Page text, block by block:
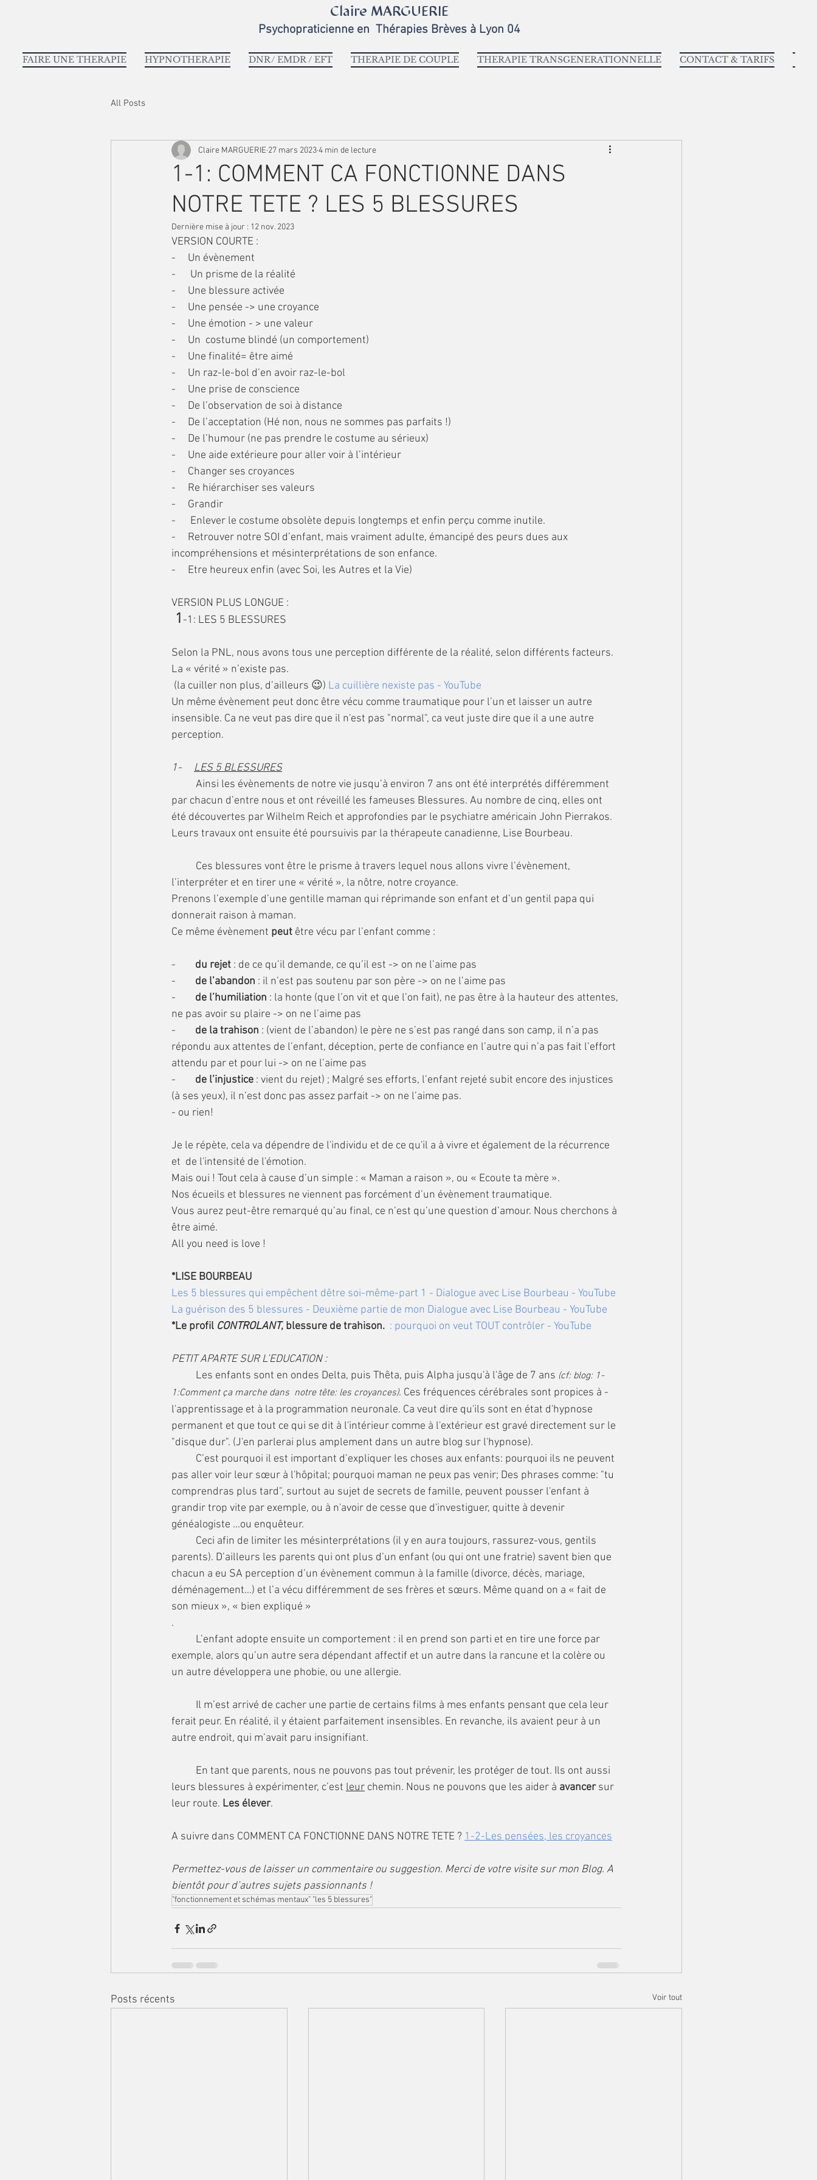
Claire MARGUERIE
Psychopraticienne en Thérapies Brèves à Lyon 04
FAIRE UNE THERAPIE HYPNOTHERAPIE DNR/ EMDR / EFT THERAPIE DE COUPLE THERAPIE TRANSGENERATIONNELLE CONTACT & TARIFS
All Posts
1-1: COMMENT CA FONCTIONNE DANS
NOTRE TETE ? LES 5 BLESSURES
Claire MARGUERIE 27 mars 20234 min de lecture
Dernière mise à jour : 12 nov. 2023
VERSION COURTE :
-     Un évènement
-      Un prisme de la réalité
-     Une blessure activée
-     Une pensée -> une croyance
-     Une émotion - > une valeur
-     Un  costume blindé (un comportement)
-     Une finalité= être aimé
-     Un raz-le-bol d’en avoir raz-le-bol
-     Une prise de conscience
-     De l’observation de soi à distance
-     De l’acceptation (Hé non, nous ne sommes pas parfaits !)
-     De l’humour (ne pas prendre le costume au sérieux)
-     Une aide extérieure pour aller voir à l’intérieur
-     Changer ses croyances
-     Re hiérarchiser ses valeurs
-     Grandir
-      Enlever le costume obsolète depuis longtemps et enfin perçu comme inutile.
-     Retrouver notre SOI d’enfant, mais vraiment adulte, émancipé des peurs dues aux
incompréhensions et mésinterprétations de son enfance.
-     Etre heureux enfin (avec Soi, les Autres et la Vie)
VERSION PLUS LONGUE :
1 -1: LES 5 BLESSURES
Selon la PNL, nous avons tous une perception différente de la réalité, selon différents facteurs.
La « vérité » n’existe pas.
(la cuiller non plus, d’ailleurs 😉) La cuillière nexiste pas - YouTube
Un même évènement peut donc être vécu comme traumatique pour l’un et laisser un autre
insensible. Ca ne veut pas dire que il n'est pas "normal", ca veut juste dire que il a une autre
perception.
1- LES 5 BLESSURES
par chacun d’entre nous et ont réveillé les fameuses Blessures. Au nombre de cinq, elles ont
été découvertes par Wilhelm Reich et approfondies par le psychiatre américain John Pierrakos.
Leurs travaux ont ensuite été poursuivis par la thérapeute canadienne, Lise Bourbeau.
l’interpréter et en tirer une « vérité », la nôtre, notre croyance.
Prenons l’exemple d’une gentille maman qui réprimande son enfant et d’un gentil papa qui
donnerait raison à maman.
Ce même évènement peut être vécu par l’enfant comme :
- du rejet : de ce qu’il demande, ce qu’il est -> on ne l’aime pas
- de l’abandon : il n’est pas soutenu par son père -> on ne l’aime pas
- de l’humiliation : la honte (que l’on vit et que l’on fait), ne pas être à la hauteur des attentes,
ne pas avoir su plaire -> on ne l’aime pas
- de la trahison : (vient de l’abandon) le père ne s’est pas rangé dans son camp, il n’a pas
répondu aux attentes de l’enfant, déception, perte de confiance en l’autre qui n’a pas fait l’effort
attendu par et pour lui -> on ne l’aime pas
- de l’injustice : vient du rejet) ; Malgré ses efforts, l’enfant rejeté subit encore des injustices
(à ses yeux), il n’est donc pas assez parfait -> on ne l’aime pas.
- ou rien!
Je le répète, cela va dépendre de l'individu et de ce qu'il a à vivre et également de la récurrence
et  de l'intensité de l'émotion.
Mais oui ! Tout cela à cause d’un simple : « Maman a raison », ou « Ecoute ta mère ».
Nos écueils et blessures ne viennent pas forcément d’un évènement traumatique.
Vous aurez peut-être remarqué qu’au final, ce n’est qu’une question d’amour. Nous cherchons à
être aimé.
All you need is love !
*LISE BOURBEAU
Les 5 blessures qui empêchent dêtre soi-même-part 1 - Dialogue avec Lise Bourbeau - YouTube
La guérison des 5 blessures - Deuxième partie de mon Dialogue avec Lise Bourbeau - YouTube
*Le profil CONTROLANT, blessure de trahison. : pourquoi on veut TOUT contrôler - YouTube
PETIT APARTE SUR L’EDUCATION :
	Les enfants sont en ondes Delta, puis Thêta, puis Alpha jusqu'à l'âge de 7 ans
(cf: blog: 1-
1:Comment ça marche dans  notre tête: les croyances). Ces fréquences cérébrales sont propices à -
l'apprentissage et à la programmation neuronale. Ca veut dire qu'ils sont en état d'hypnose
permanent et que tout ce qui se dit à l'intérieur comme à l'extérieur est gravé directement sur le
"disque dur". (J'en parlerai plus amplement dans un autre blog sur l'hypnose).
pas aller voir leur sœur à l'hôpital; pourquoi maman ne peux pas venir; Des phrases comme: "tu
comprendras plus tard", surtout au sujet de secrets de famille, peuvent pousser l'enfant à
grandir trop vite par exemple, ou à n'avoir de cesse que d'investiguer, quitte à devenir
généalogiste ...ou enquêteur.
parents). D’ailleurs les parents qui ont plus d’un enfant (ou qui ont une fratrie) savent bien que
chacun a eu SA perception d’un évènement commun à la famille (divorce, décès, mariage,
déménagement…) et l’a vécu différemment de ses frères et sœurs. Même quand on a « fait de
son mieux », « bien expliqué »
.
exemple, alors qu’un autre sera dépendant affectif et un autre dans la rancune et la colère ou
un autre développera une phobie, ou une allergie.
ferait peur. En réalité, il y étaient parfaitement insensibles. En revanche, ils avaient peur à un
autre endroit, qui m’avait paru insignifiant.
leurs blessures à expérimenter, c’est leur chemin. Nous ne pouvons que les aider à avancer sur
leur route. Les élever.
A suivre dans COMMENT CA FONCTIONNE DANS NOTRE TETE ? 1-2-Les pensées, les croyances
Permettez-vous de laisser un commentaire ou suggestion. Merci de votre visite sur mon Blog. A
bientôt pour d’autres sujets passionnants !
"fonctionnement et schémas mentaux" "les 5 blessures"
Posts récents Voir tout